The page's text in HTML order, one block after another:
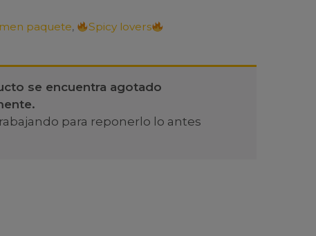
paquete,
Spicy lovers
se encuentra agotado
para reponerlo lo antes